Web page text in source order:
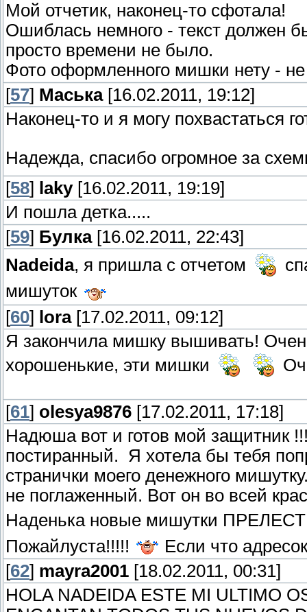
Мой отчетик, наконец-то сфотала!
Ошиблась немного - текст должен
просто времени не было.
Фото оформленного мишки нету -
[57] Маська[16.02.2011, 19:12]
Наконец-то и я могу похвастаться
Надежда, спасибо огромное за
[58] laky[16.02.2011, 19:19]
И пошла детка.....
[59] Булка[16.02.2011, 22:43]
Nadeida, я пришла с отчетом
мишуток
[60] lora[17.02.2011, 09:12]
Я закончила мишку вышивать!
хорошенькие, эти мишки
[61] olesya9876 [17.02.2011, 17:18]
Надюша вот и готов мой защитник
постиранный.
Я хотела бы тебя
странички моего денежного
не поглаженный. Вот он во всей
Наденька новые мишутки
Пожайлуста!!!!!
Если что
[62] mayra2001 [18.02.2011, 00:31]
HOLA NADEIDA ESTE MI ULTIMO